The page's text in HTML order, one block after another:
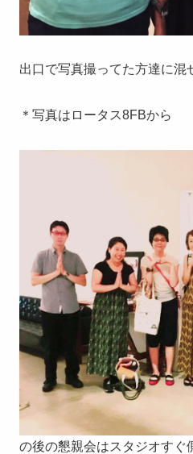
出口で写真撮ってた方達に混
＊写真はロータス8FBから
の後の懇親会はスタジオすぐ